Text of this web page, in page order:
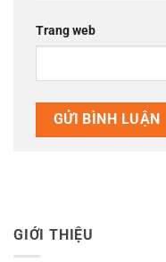
Trang web
GIỚI THIỆU